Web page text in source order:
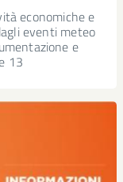
economiche e
eventi meteo
e
13